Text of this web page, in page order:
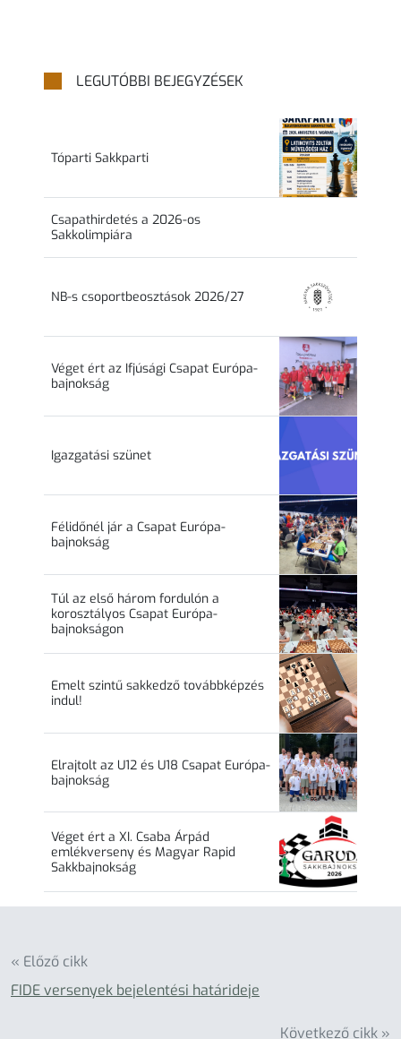
LEGUTÓBBI BEJEGYZÉSEK
Tóparti Sakkparti
Csapathirdetés a 2026-os
Sakkolimpiára
NB-s csoportbeosztások 2026/27
Véget ért az Ifjúsági Csapat Európa-
bajnokság
Igazgatási szünet
Félidőnél jár a Csapat Európa-
bajnokság
Túl az első három fordulón a
korosztályos Csapat Európa-
bajnokságon
Emelt szintű sakkedző továbbképzés
indul!
Elrajtolt az U12 és U18 Csapat Európa-
bajnokság
Véget ért a XI. Csaba Árpád
emlékverseny és Magyar Rapid
Sakkbajnokság
« Előző cikk
FIDE versenyek bejelentési határideje
Következő cikk »